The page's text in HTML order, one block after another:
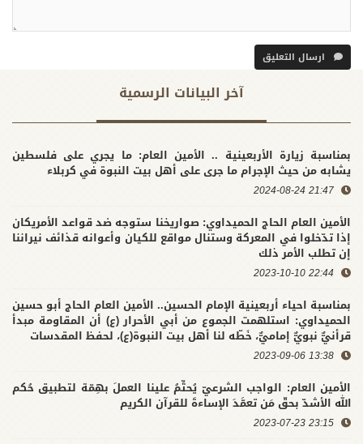
ارسال التعليق
آخر البیانات الرسمية
بمناسبة زيارة الأربعينية .. الأمين العام: ما يجري على فلسطين
يشابه من حيث الإجرام ما جرى على أهل بيت النبوة في كربلاء
21:47 2024-08-24
الأمين العام الحاج الحميداوي: صواريخنا ستوجه ضد قواعد الأمريكان
إذا تدّخلوا في المعركة وستنال مواقع للكيان وأعوانه قذائف نيراننا
إن تطلب الأمر ذلك
22:44 2023-10-10
بمناسبة احياء أربعينية الإمام الحسين.. الأمين العام الحاج أبو حسين
الحميداوي: استلهمت الجموع من أبي الأحرار (ع) أن المقاومة مبدأ
قرأنيٌّ نبويٌّ إماميٌّ، خَطّه لنا أهل بيت النبوة(ع)، لحفظ المقدسات
13:38 2023-09-06
الأمين العام: الواجب الشرعيّ يُحتِّمُ علينا العملَ بهِمّة لتطبيق حُكم
الله الأشدّ بحقّ مَن تعمَّدَ الإساءةَ للقرآن الكريم
23:15 2023-07-23